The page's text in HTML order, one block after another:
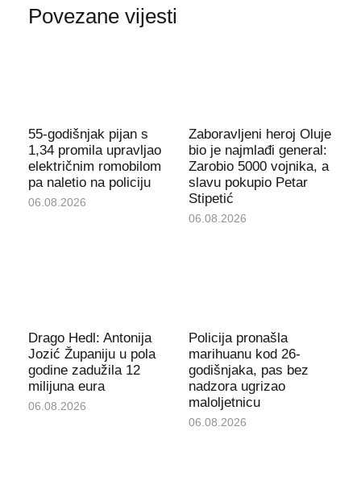
Povezane vijesti
55-godišnjak pijan s
1,34 promila upravljao
električnim romobilom
pa naletio na policiju
06.08.2026
Zaboravljeni heroj Oluje
bio je najmlađi general:
Zarobio 5000 vojnika, a
slavu pokupio Petar
Stipetić
06.08.2026
Drago Hedl: Antonija
Jozić Županiju u pola
godine zadužila 12
milijuna eura
06.08.2026
Policija pronašla
marihuanu kod 26-
godišnjaka, pas bez
nadzora ugrizao
maloljetnicu
06.08.2026